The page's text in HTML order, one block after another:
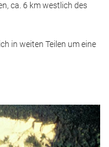
ca. 6 km westlich des
in weiten Teilen um eine